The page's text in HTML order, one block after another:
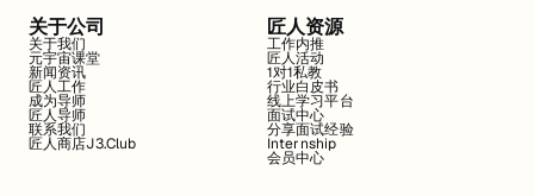
关于公司
关于我们
元宇宙课堂
新闻资讯
匠人工作
成为导师
匠人导师
联系我们
匠人商店J3.Club
匠人资源
工作内推
匠人活动
1对1私教
行业白皮书
线上学习平台
面试中心
分享面试经验
Internship
会员中心